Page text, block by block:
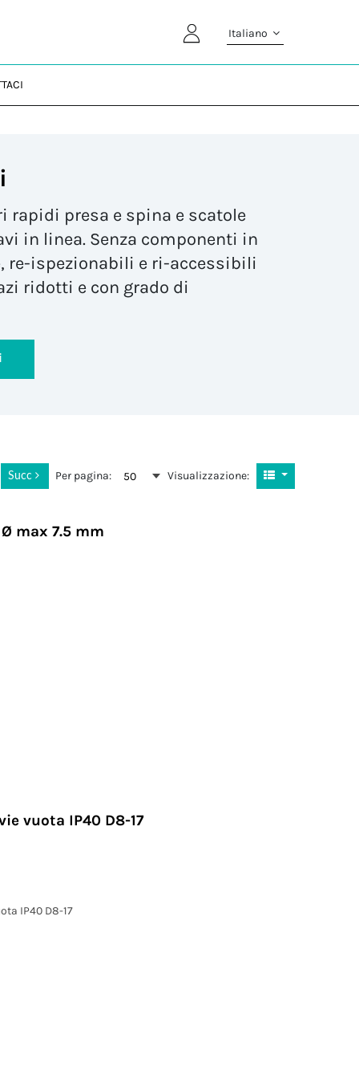
Italiano
rapidi presa e spina e scatole
in linea. Senza componenti in
re-ispezionabili e ri-accessibili
ridotti e con grado di
Succ Per pagina: 50 Visualizzazione:
max 7.5 mm
vuota IP40 D8-17
IP40 D8-17